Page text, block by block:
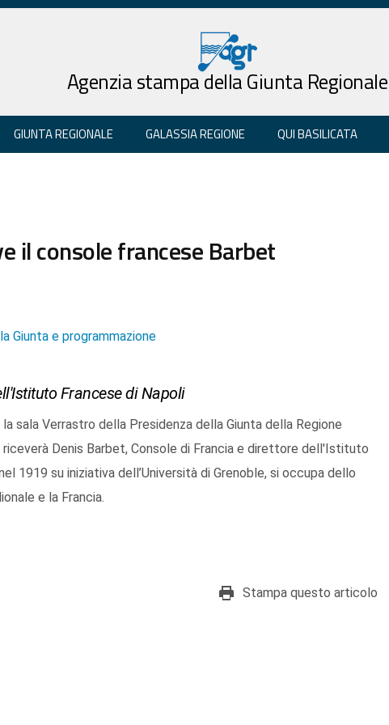
Agenzia stampa della Giunta Regionale
GIUNTA REGIONALE GALASSIA REGIONE QUI BASILICATA
il console francese Barbet
Giunta e programmazione
Francese di Napoli
sala Verrastro della Presidenza della Giunta della Regione
Denis Barbet, Console di Francia e direttore dell'Istituto
1919 su iniziativa dell’Università di Grenoble, si occupa dello
e la Francia.
Stampa questo articolo